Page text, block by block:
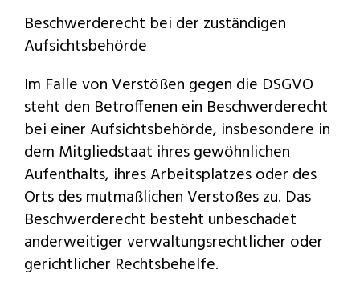
Beschwerderecht bei der zuständigen
Aufsichtsbehörde
Im Falle von Verstößen gegen die DSGVO
steht den Betroffenen ein Beschwerderecht
bei einer Aufsichtsbehörde, insbesondere in
dem Mitgliedstaat ihres gewöhnlichen
Aufenthalts, ihres Arbeitsplatzes oder des
Orts des mutmaßlichen Verstoßes zu. Das
Beschwerderecht besteht unbeschadet
anderweitiger verwaltungsrechtlicher oder
gerichtlicher Rechtsbehelfe.